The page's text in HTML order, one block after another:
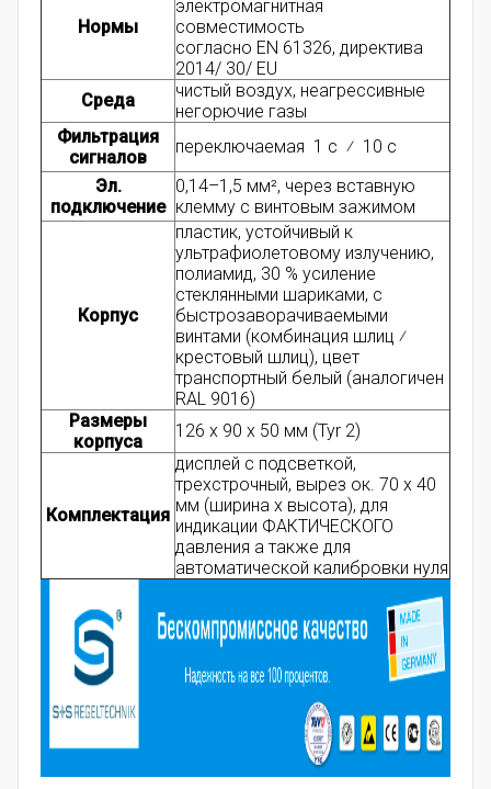
Нормы
электромагнитная
совместимость
согласно EN 61326, директива
2014/ 30/ EU
Среда
чистый воздух, неагрессивные
негорючие газы
Фильтрация
сигналов
переключаемая 1 с ⁄ 10 с
Эл.
подключение
0,14–1,5 мм², через вставную
клемму с винтовым зажимом
Корпус
пластик, устойчивый к
ультрафиолетовому излучению,
полиамид, 30 % усиление
стеклянными шариками, с
быстрозаворачиваемыми
винтами (комбинация шлиц ⁄
крестовый шлиц), цвет
транспортный белый (аналогичен
RAL 9016)
Размеры
корпуса
126 x 90 x 50 мм (Tyr 2)
Комплектация
дисплей с подсветкой,
трехстрочный, вырез ок. 70 x 40
мм (ширина x высота), для
индикации ФАКТИЧЕСКОГО
давления а также для
автоматической калибровки нуля